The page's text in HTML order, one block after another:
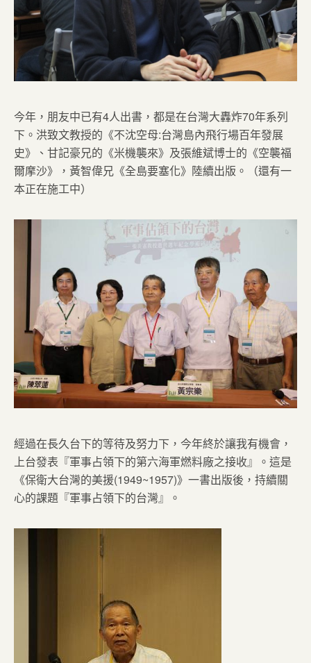
今年，朋友中已有4人出書，都是在台灣大轟炸70年系列
下。洪致文教授的《不沈空母:台灣島內飛行場百年發展
史》、甘記豪兄的《米機襲來》及張維斌博士的《空襲福
爾摩沙》，黃智偉兄《全島要塞化》陸續出版。（還有一
本正在施工中）
經過在長久台下的等待及努力下，今年終於讓我有機會，
上台發表『軍事占領下的第六海軍燃料廠之接收』。這是
《保衛大台灣的美援(1949~1957)》一書出版後，持續關
心的課題『軍事占領下的台灣』。